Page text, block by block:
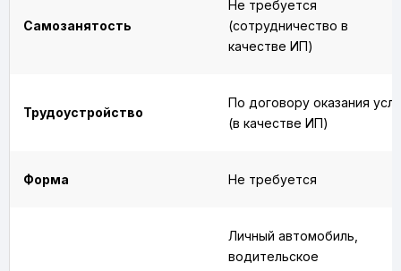
Самозанятость
Не требуется
(сотрудничество в
качестве ИП)
Трудоустройство
По договору оказания
(в качестве ИП)
Форма Не требуется
Личный автомобиль,
водительское